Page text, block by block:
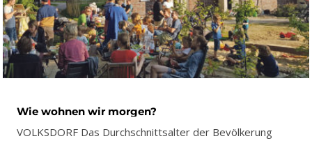
Wie wohnen wir morgen?
VOLKSDORF Das Durchschnittsalter der Bevölkerung